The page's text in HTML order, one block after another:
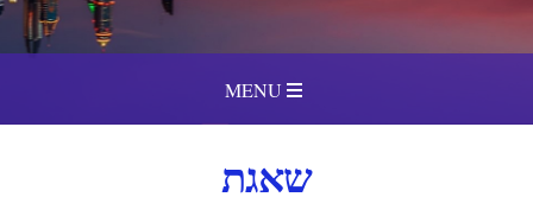
MENU
שאגת